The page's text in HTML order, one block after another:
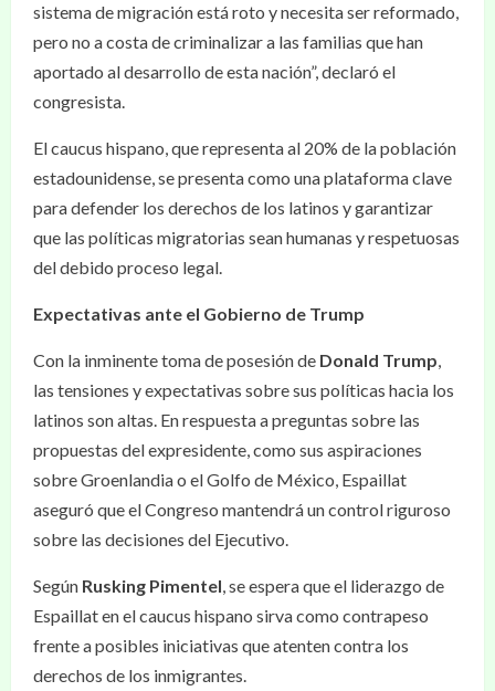
sistema de migración está roto y necesita ser reformado,
pero no a costa de criminalizar a las familias que han
aportado al desarrollo de esta nación”, declaró el
congresista.
El caucus hispano, que representa al 20% de la población
estadounidense, se presenta como una plataforma clave
para defender los derechos de los latinos y garantizar
que las políticas migratorias sean humanas y respetuosas
del debido proceso legal.
Expectativas ante el Gobierno de Trump
Con la inminente toma de posesión de Donald Trump,
las tensiones y expectativas sobre sus políticas hacia los
latinos son altas. En respuesta a preguntas sobre las
propuestas del expresidente, como sus aspiraciones
sobre Groenlandia o el Golfo de México, Espaillat
aseguró que el Congreso mantendrá un control riguroso
sobre las decisiones del Ejecutivo.
Según Rusking Pimentel, se espera que el liderazgo de
Espaillat en el caucus hispano sirva como contrapeso
frente a posibles iniciativas que atenten contra los
derechos de los inmigrantes.